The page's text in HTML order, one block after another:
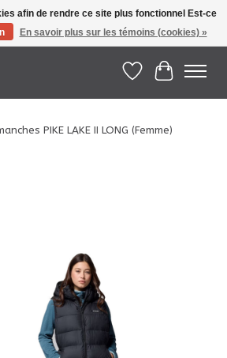
|info@lepedalier.com| 1-418-986-2965
Liste dePanier
PIKE LAKE II LONG (Femme)
afin de rendre ce site plus fonctionnel Est-ce
En savoir plus sur les témoins (cookies) »